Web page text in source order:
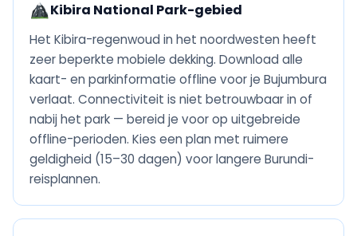
Kibira National Park-gebied
Het Kibira-regenwoud in het noordwesten heeft
zeer beperkte mobiele dekking. Download alle
kaart- en parkinformatie offline voor je Bujumbura
verlaat. Connectiviteit is niet betrouwbaar in of
nabij het park — bereid je voor op uitgebreide
offline-perioden. Kies een plan met ruimere
geldigheid (15–30 dagen) voor langere Burundi-
reisplannen.